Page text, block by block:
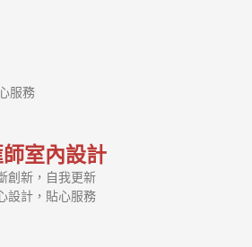
服務
師室內設計
創新，自我更新
設計，貼心服務